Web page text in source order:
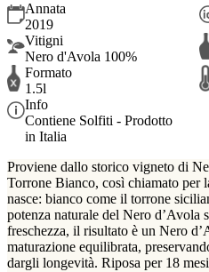
Annata
2019
Vitigni
Nero d'Avola 100%
Formato
1.5l
Info
Contiene Solfiti - Prodotto
in Italia
Proviene dallo storico vigneto di
Torrone Bianco, così chiamato per
nasce: bianco come il torrone
potenza naturale del Nero d’Avola
freschezza, il risultato è un Nero
maturazione equilibrata,
dargli longevità. Riposa per 18